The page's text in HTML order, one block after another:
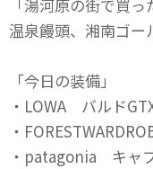
「湯河原の街で買っ
温泉饅頭、湘南ゴー
「今日の装備」
・LOWA バルド
・
・patagonia キャ